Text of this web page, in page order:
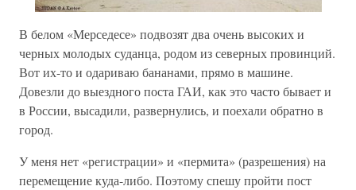
В белом «Мерседесе» подвозят два очень высоких и
черных молодых суданца, родом из северных провинций.
Вот их-то и одариваю бананами, прямо в машине.
Довезли до выездного поста ГАИ, как это часто бывает и
в России, высадили, развернулись, и поехали обратно в
город.
У меня нет «регистрации» и «пермита» (разрешения) на
перемещение куда-либо. Поэтому спешу пройти пост